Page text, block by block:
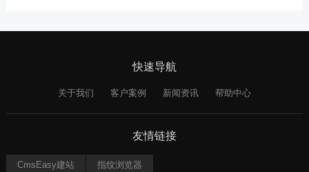
快速导航
关于我们 客户案例 新闻资讯 帮助中心
友情链接
CmsEasy建站 指纹浏览器